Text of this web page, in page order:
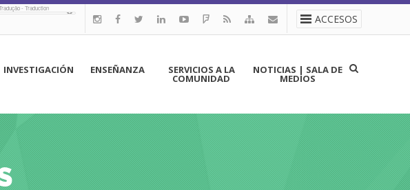
ACCESOS
- Traduction
INVESTIGACIÓN ENSEÑANZA SERVICIOS A LA
COMUNIDAD
NOTICIAS | SALA DE
MEDIOS